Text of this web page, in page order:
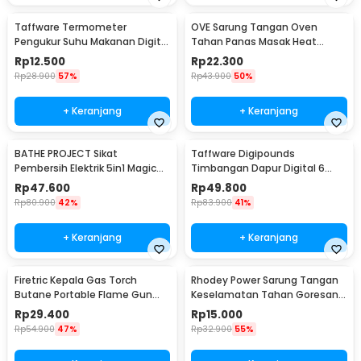
Taffware Termometer
Pengukur Suhu Makanan Digital
Daging Kopi Susu - TP101
Rp12.500
Rp28.900 57%
+ Keranjang
OVE Sarung Tangan Oven
Tahan Panas Masak Heat
Resistant Gloves - 540F
Rp22.300
Rp43.900 50%
+ Keranjang
BATHE PROJECT Sikat
Pembersih Elektrik 5in1 Magic
Brush Rechargeable - WQ8110
Rp47.600
Rp80.900 42%
+ Keranjang
Taffware Digipounds
Timbangan Dapur Digital 6
Satuan 1kg 0.1g - i2000
Rp49.800
Rp83.900 41%
+ Keranjang
Firetric Kepala Gas Torch
Butane Portable Flame Gun
Adjustable - 807
Rp29.400
Rp54.900 47%
Rhodey Power Sarung Tangan
Keselamatan Tahan Goresan
Pisau - EN388
Rp15.000
Rp32.900 55%